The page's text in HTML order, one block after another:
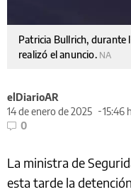
Patricia Bullrich, durante
realizó el anuncio. NA
elDiarioAR
14 de enero de 2025
15:46 h
0
La ministra de
esta tarde la